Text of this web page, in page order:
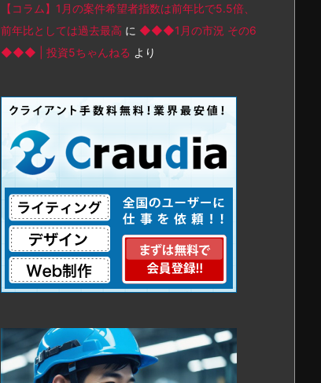
【コラム】1月の案件希望者指数は前年比で5.5倍、
前年比としては過去最高 に ◆◆◆1月の市況 その6
◆◆◆ | 投資5ちゃんねる より